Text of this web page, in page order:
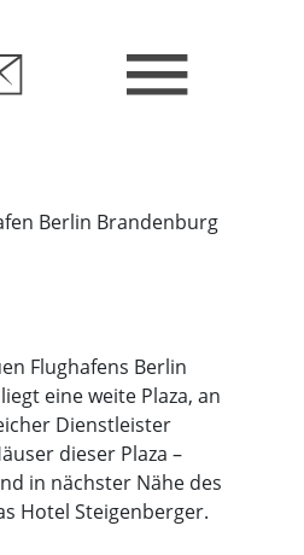
Berlin Brandenburg
Flughafens Berlin
eine weite Plaza, an
Dienstleister
dieser Plaza –
in nächster Nähe des
Hotel Steigenberger.